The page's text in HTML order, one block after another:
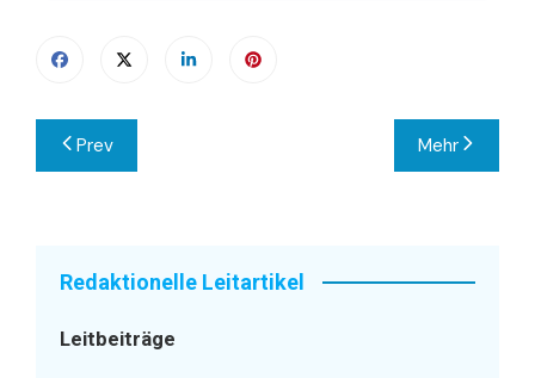
Beitragsnavigation
Prev Mehr
Redaktionelle Leitartikel
Leitbeiträge